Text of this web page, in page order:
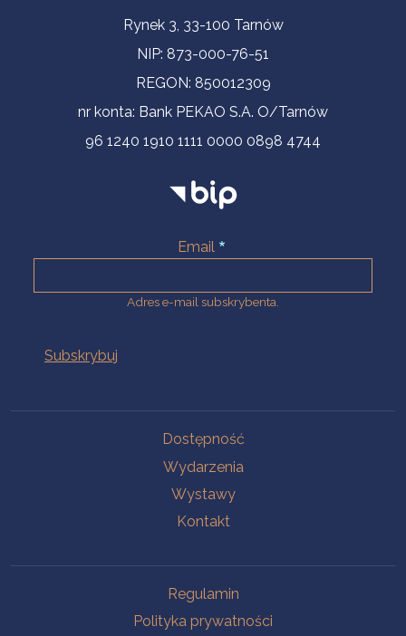
Informacje kontaktoweRynek 3, 33-100 Tarnów
NIP: 873-000-76-51
REGON: 850012309
nr konta: Bank PEKAO S.A. O/Tarnów
96 1240 1910 1111 0000 0898 4744
Email
Adres e-mail subskrybenta.
Dostępność
Wydarzenia
Wystawy
Kontakt
Regulamin
Polityka prywatności